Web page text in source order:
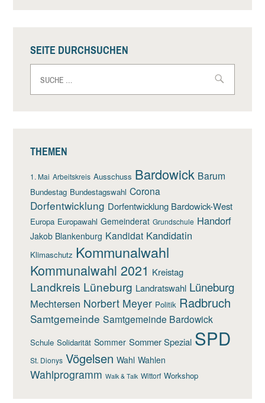
SEITE DURCHSUCHEN
nach:
THEMEN
1. Mai Arbeitskreis Ausschuss Bardowick Barum
Bundestag Bundestagswahl Corona
Dorfentwicklung Dorfentwicklung Bardowick-West
Europa Europawahl Gemeinderat Grundschule Handorf
Jakob Blankenburg Kandidat Kandidatin
Klimaschutz Kommunalwahl
Kommunalwahl 2021 Kreistag
Landkreis Lüneburg Landratswahl Lüneburg
Mechtersen Norbert Meyer Politik Radbruch
Samtgemeinde Samtgemeinde Bardowick
Schule Solidarität Sommer Sommer Spezial SPD
St. Dionys Vögelsen Wahl Wahlen
Wahlprogramm Walk & Talk Wittorf Workshop